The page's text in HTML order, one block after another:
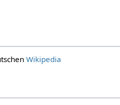
Wikipedia